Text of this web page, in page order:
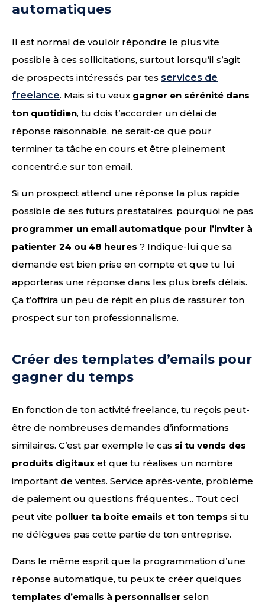
automatiques
Il est normal de vouloir répondre le plus vite
possible à ces sollicitations, surtout lorsqu’il s’agit
de prospects intéressés par tes services de
freelance. Mais si tu veux gagner en sérénité dans
ton quotidien, tu dois t’accorder un délai de
réponse raisonnable, ne serait-ce que pour
terminer ta tâche en cours et être pleinement
concentré.e sur ton email.
Si un prospect attend une réponse la plus rapide
possible de ses futurs prestataires, pourquoi ne pas
programmer un email automatique pour l’inviter à
patienter 24 ou 48 heures ? Indique-lui que sa
demande est bien prise en compte et que tu lui
apporteras une réponse dans les plus brefs délais.
Ça t’offrira un peu de répit en plus de rassurer ton
prospect sur ton professionnalisme.
Créer des templates d’emails pour
gagner du temps
En fonction de ton activité freelance, tu reçois peut-
être de nombreuses demandes d’informations
similaires. C’est par exemple le cas si tu vends des
produits digitaux et que tu réalises un nombre
important de ventes. Service après-vente, problème
de paiement ou questions fréquentes... Tout ceci
peut vite polluer ta boîte emails et ton temps si tu
ne délègues pas cette partie de ton entreprise.
Dans le même esprit que la programmation d’une
réponse automatique, tu peux te créer quelques
templates d’emails à personnaliser selon